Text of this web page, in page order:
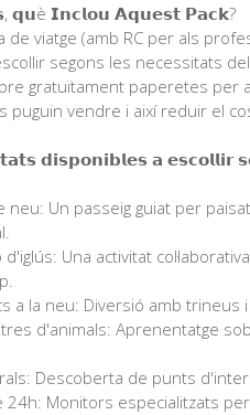
𝗜𝗻𝗰𝗹𝗼𝘂 𝗔𝗾𝘂𝗲𝘀𝘁 𝗣𝗮𝗰𝗸?⁣
de viatge (amb RC per als
segons les necessitats del
gratuïtament paperetes per
puguin vendre i així reduir el
𝗱𝗶𝘀𝗽𝗼𝗻𝗶𝗯𝗹𝗲𝘀 𝗮
neu: Un passeig guiat per
d'iglús: Una activitat
a la neu: Diversió amb trineus
d'animals: Aprenentatge
Descoberta de punts
24h: Monitors especialitzats